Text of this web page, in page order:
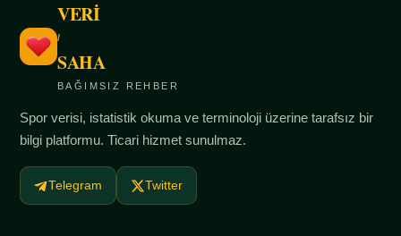
VERİ
/
SAHA
BAĞIMSIZ REHBER
Spor verisi, istatistik okuma ve terminoloji üzerine tarafsız bir
bilgi platformu. Ticari hizmet sunulmaz.
Telegram Twitter